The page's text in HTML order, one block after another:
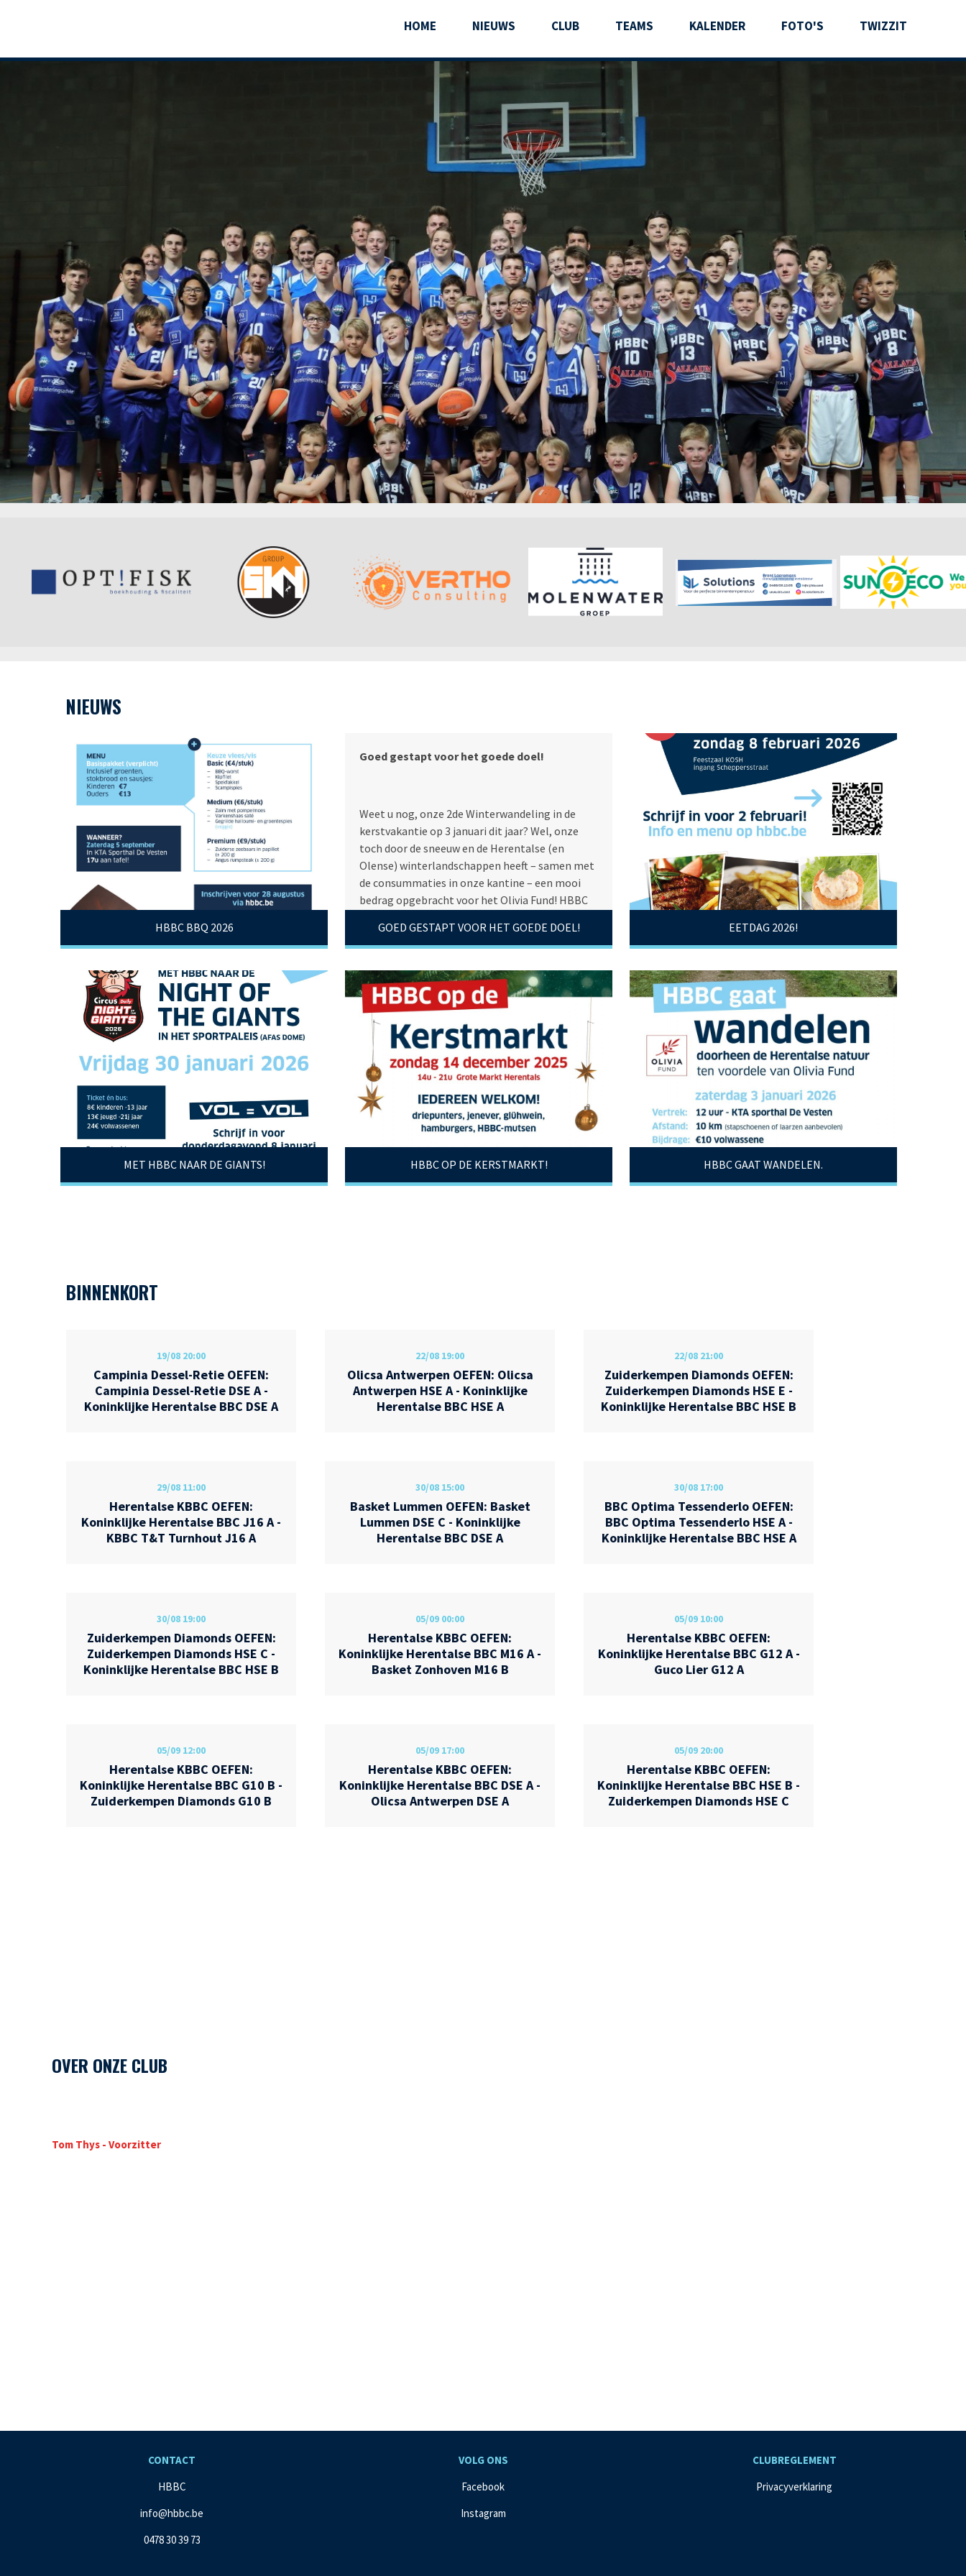
HOME NIEUWS CLUB TEAMS KALENDER FOTO'S TWIZZIT
NIEUWS
Schrijf hier in!
HBBC BBQ 2026
Goed gestapt voor het goede doel!
Weet u nog, onze 2de Winterwandeling in de
kerstvakantie op 3 januari dit jaar? Wel, onze
toch door de sneeuw en de Herentalse (en
Olense) winterlandschappen heeft – samen met
de consummaties in onze kantine – een mooi
bedrag opgebracht voor het Olivia Fund! HBBC
zich inzet voor het bestrijden van en het
onderzoek naar kinderkanker.
HBBC wenst alle dappere stappers te bedanken,
maar ook de bezielers en de vrijwilligers voor dit
prachtige initiatief! De toffe traditie wordt
verdergezet!
GOED GESTAPT VOOR HET GOEDE DOEL!
Hier inschrijven!
EETDAG 2026!
Hier inschrijven!
MET HBBC NAAR DE GIANTS!
Wil je helpen klik hier.
HBBC OP DE KERSTMARKT!
Schrijf hier in!
HBBC GAAT WANDELEN.
BINNENKORT
19/08 20:00
Campinia Dessel-Retie OEFEN:
Campinia Dessel-Retie DSE A -
Koninklijke Herentalse BBC DSE A
22/08 19:00
Olicsa Antwerpen OEFEN: Olicsa
Antwerpen HSE A - Koninklijke
Herentalse BBC HSE A
22/08 21:00
Zuiderkempen Diamonds OEFEN:
Zuiderkempen Diamonds HSE E -
Koninklijke Herentalse BBC HSE B
29/08 11:00
Herentalse KBBC OEFEN:
Koninklijke Herentalse BBC J16 A -
KBBC T&T Turnhout J16 A
30/08 15:00
Basket Lummen OEFEN: Basket
Lummen DSE C - Koninklijke
Herentalse BBC DSE A
30/08 17:00
BBC Optima Tessenderlo OEFEN:
BBC Optima Tessenderlo HSE A -
Koninklijke Herentalse BBC HSE A
30/08 19:00
Zuiderkempen Diamonds OEFEN:
Zuiderkempen Diamonds HSE C -
Koninklijke Herentalse BBC HSE B
05/09 00:00
Herentalse KBBC OEFEN:
Koninklijke Herentalse BBC M16 A -
Basket Zonhoven M16 B
05/09 10:00
Herentalse KBBC OEFEN:
Koninklijke Herentalse BBC G12 A -
Guco Lier G12 A
05/09 12:00
Herentalse KBBC OEFEN:
Koninklijke Herentalse BBC G10 B -
Zuiderkempen Diamonds G10 B
05/09 17:00
Herentalse KBBC OEFEN:
Koninklijke Herentalse BBC DSE A -
Olicsa Antwerpen DSE A
05/09 20:00
Herentalse KBBC OEFEN:
Koninklijke Herentalse BBC HSE B -
Zuiderkempen Diamonds HSE C
OVER ONZE CLUB
Tom Thys - Voorzitter
CONTACT
HBBC
info@hbbc.be
0478 30 39 73
VOLG ONS
Facebook
Instagram
CLUBREGLEMENT
Privacyverklaring